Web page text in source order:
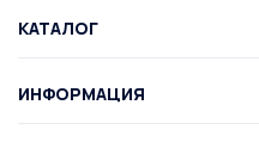
КАТАЛОГ
ИНФОРМАЦИЯ